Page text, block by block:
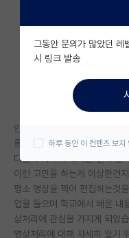
자유 게시판(아무개
미국 유학 게시판
미국 대학원 합격 후
대학원생 모집 게시판
연구실(PI) 홍보 게시
석박사 채용 정보 게
임용 정보 게시판
안녕하세요. 저는 컴퓨터 비전
통계학과, 복수전공 : 컴퓨터 공
다름이 아니라 대학원 진학 준
이런 고민을 하는게 이상한건
평소 영상을 찍어 편집하는것
업을 들으며 학교에서 배운 내
상처리에 관심을 가지게 되었
영상처리에 대해 자세히 알기
그동안 문의가 많았던 레
시 링크 발송
하루 동안 이 컨텐츠 보지